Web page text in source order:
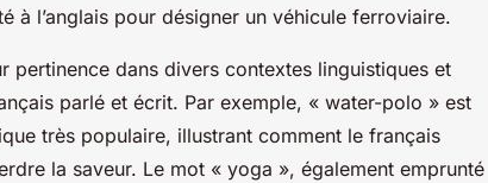
à l’anglais pour désigner un véhicule ferroviaire.
pertinence dans divers contextes linguistiques et
parlé et écrit. Par exemple, « water-polo » est
très populaire, illustrant comment le français
la saveur. Le mot « yoga », également emprunté